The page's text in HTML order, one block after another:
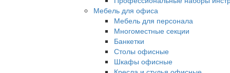
Мебель для офиса
Мебель для персонала
Многоместные секции
Банкетки
Столы офисные
Шкафы офисные